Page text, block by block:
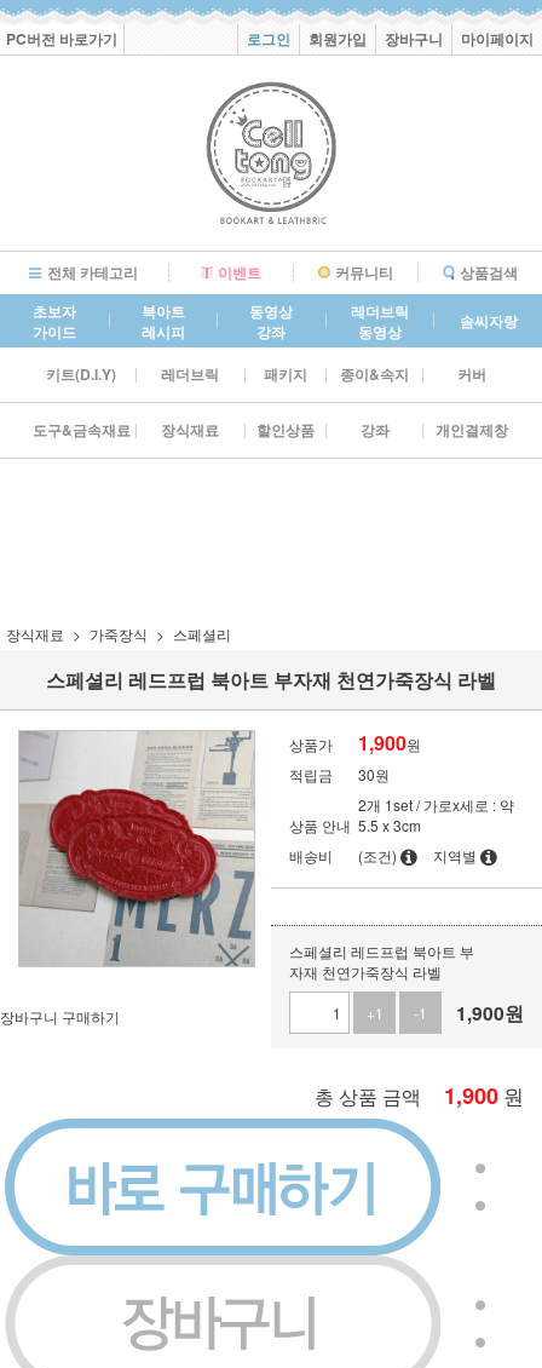
PC버전 바로가기 로그인 회원가입 장바구니 마이페이지
전체 카테고리 이벤트 커뮤니티
상품검색
초보자
가이드
북아트
레시피
동영상
강좌
레더브릭
동영상
솜씨자랑
키트(D.I.Y) 레더브릭 패키지 종이&속지 커버
도구&금속재료 장식재료 할인상품 강좌 개인결제창
장식재료 가죽장식 스페셜리
스페셜리 레드프럽 북아트 부자재 천연가죽장식 라벨
상품가 1,900원
적립금
30원
상품 안내
2개 1set / 가로x세로 : 약
5.5 x 3cm
배송비
(조건) 지역별
스페셜리 레드프럽 북아트 부
자재 천연가죽장식 라벨
+1
-1 1,900원
총 상품 금액 1,900 원
장바구니 구매하기